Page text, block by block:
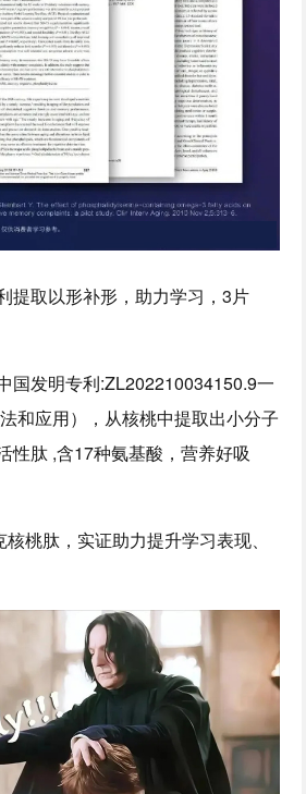
提取以形补形，助力学习，3片
国发明专利:ZL202210034150.9一
和应用），从核桃中提取出小分子
性肽 ,含17种氨基酸，营养好吸
桃肽，实证助力提升学习表现、